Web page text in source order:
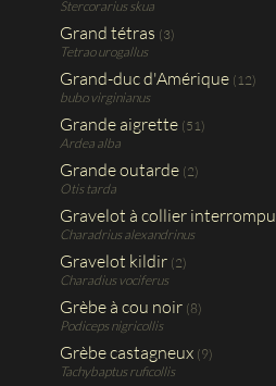
Stercorarius skua
Grand tétras (3)
Tetrao urogallus
Grand-duc d'Amérique (12)
bubo virginianus
Grande aigrette (51)
Ardea alba
Grande outarde (2)
Otis tarda
Gravelot à collier interrompu
Charadrius alexandrinus
Gravelot kildir (2)
Charadius vociferus
Grèbe à cou noir (8)
Podiceps nigricollis
Grèbe castagneux (9)
Tachybaptus ruficollis